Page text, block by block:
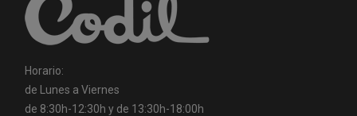
Horario:
de Lunes a Viernes
de 8:30h-12:30h y de 13:30h-18:00h